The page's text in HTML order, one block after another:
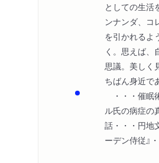
としての生活
ンナンダ、コ
を引かれるよ
く。思えば、
思議。美しく
ちばん身近で
・・・催眠
ル氏の病症の
話・・・円地
ーデン侍従』